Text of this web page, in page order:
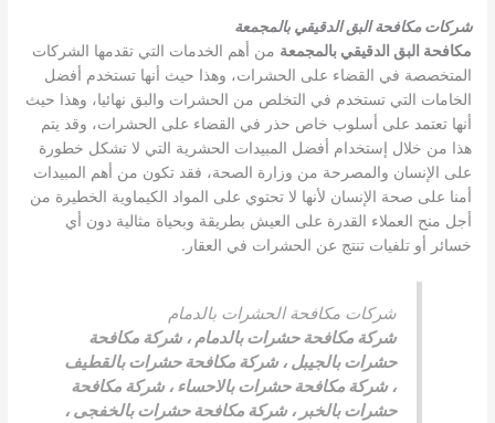
شركات مكافحة البق الدقيقي بالمجمعة
مكافحة البق الدقيقي بالمجمعة من أهم الخدمات التي تقدمها الشركات
المتخصصة في القضاء على الحشرات، وهذا حيث أنها تستخدم أفضل
الخامات التي تستخدم في التخلص من الحشرات والبق نهائيا، وهذا حيث
أنها تعتمد على أسلوب خاص حذر في القضاء على الحشرات، وقد يتم
هذا من خلال إستخدام أفضل المبيدات الحشرية التي لا تشكل خطورة
على الإنسان والمصرحة من وزارة الصحة، فقد تكون من أهم المبيدات
أمنا على صحة الإنسان لأنها لا تحتوي على المواد الكيماوية الخطيرة من
أجل منح العملاء القدرة على العيش بطريقة وبحياة مثالية دون أي
خسائر أو تلفيات تنتج عن الحشرات في العقار.
شركات مكافحة الحشرات بالدمام
شركة مكافحة حشرات بالدمام ،شركة مكافحة
حشرات بالجيبل ،شركة مكافحة حشرات بالقطيف
،شركة مكافحة حشرات بالاحساء ،شركة مكافحة
حشرات بالخبر ،شركة مكافحة حشرات بالخفجى ،